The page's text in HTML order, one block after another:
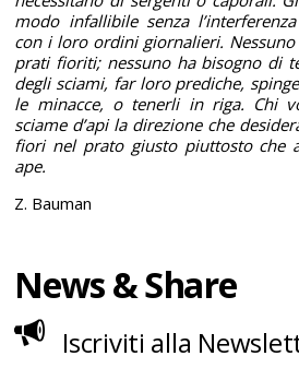
modo infallibile senza
con i loro ordini giornalieri.
prati fioriti; nessuno ha bisogno di
degli sciami, far loro prediche,
le minacce, o tenerli in riga. Chi
sciame d’api la direzione che
fiori nel prato giusto piuttosto che
ape.
Z. Bauman
News & Share
Iscriviti alla